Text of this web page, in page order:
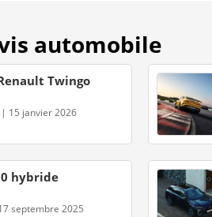
automobile
Twingo
| 15 janvier 2026
hybride
septembre 2025